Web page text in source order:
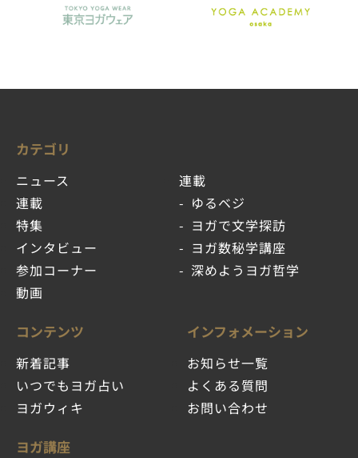
カテゴリ
ニュース
連載
特集
インタビュー
参加コーナー
動画
連載
ゆるベジ
ヨガで文学探訪
ヨガ数秘学講座
深めようヨガ哲学
コンテンツ
新着記事
いつでもヨガ占い
ヨガウィキ
ヨガ講座
インフォメーション
お知らせ一覧
よくある質問
お問い合わせ